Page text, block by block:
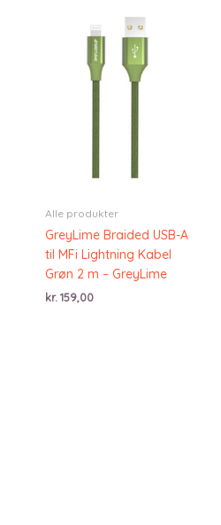
Alle produkter
GreyLime Braided USB-A
til MFi Lightning Kabel
Grøn 2 m – GreyLime
kr. 159,00